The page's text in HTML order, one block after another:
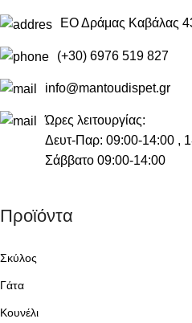
ΕΟ Δράμας Καβάλας
(+30) 6976 519 827
info@mantoudispet.gr
Ώρες λειτουργίας:
Δευτ-Παρ: 09:00-14:00 ,
Σάββατο 09:00-14:00
Προϊόντα
Σκύλος
Γάτα
Κουνέλι